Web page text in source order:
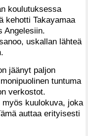
koulutuksessa
kehotti Takayamaa
Angelesiin.
uskallan lähteä
jäänyt paljon
tuntuma
verkostot.
kuulokuva, joka
auttaa erityisesti